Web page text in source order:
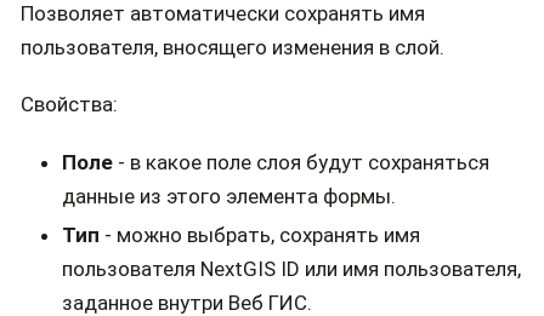
Позволяет автоматически сохранять имя
пользователя, вносящего изменения в слой.
Свойства:
Поле - в какое поле слоя будут сохраняться
данные из этого элемента формы.
Тип - можно выбрать, сохранять имя
пользователя NextGIS ID или имя пользователя,
заданное внутри Веб ГИС.